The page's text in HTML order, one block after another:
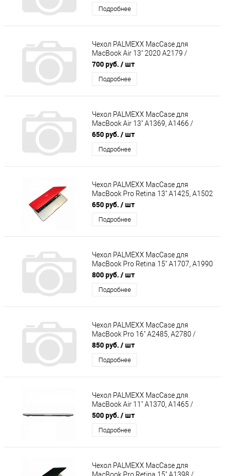
Подробнее
Чехол PALMEXX MacCase для
MacBook Air 13" 2020 A2179 /
матовый серый
700 руб. / шт
Подробнее
Чехол PALMEXX MacCase для
MacBook Air 13" A1369, A1466 /
матовый бирюзовый
650 руб. / шт
Подробнее
Чехол PALMEXX MacCase для
MacBook Pro Retina 13" A1425, A1502
/матовый красный
650 руб. / шт
Подробнее
Чехол PALMEXX MacCase для
MacBook Pro Retina 15" A1707, A1990
/матовый чёрный
800 руб. / шт
Подробнее
Чехол PALMEXX MacCase для
MacBook Pro 16" A2485, A2780 /
матовый белый
850 руб. / шт
Подробнее
Чехол PALMEXX MacCase для
MacBook Air 11" A1370, A1465 /
глянец прозрачный
500 руб. / шт
Подробнее
Чехол PALMEXX MacCase для
MacBook Pro Retina 15" A1398 /